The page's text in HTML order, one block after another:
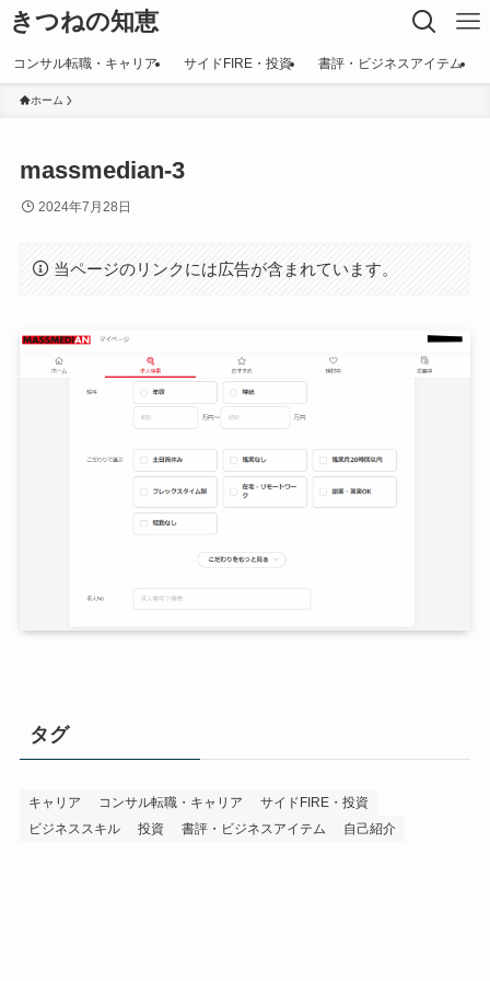
きつねの知恵
コンサル転職・キャリア サイドFIRE・投資 書評・ビジネスアイテム
ホーム
massmedian-3
2024年7月28日
当ページのリンクには広告が含まれています。
タグ
キャリア コンサル転職・キャリア
サイドFIRE・投資
ビジネススキル
投資 書評・ビジネスアイテム 自己紹介